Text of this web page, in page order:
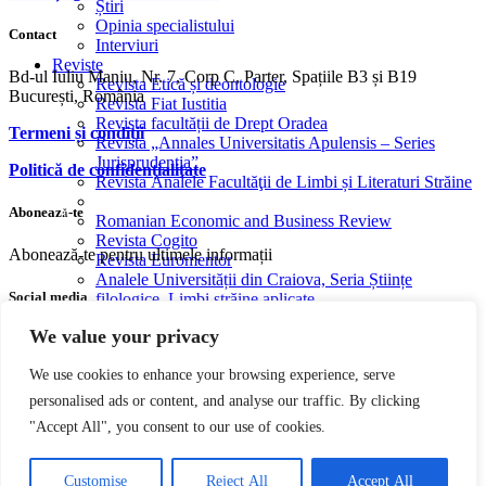
We value your privacy
We use cookies to enhance your browsing experience, serve
personalised ads or content, and analyse our traffic. By clicking
"Accept All", you consent to our use of cookies.
Customise Reject All Accept All
Știri
Opinia specialistului
Interviuri
Reviste
Revista Etică și deontologie
Revista Fiat Iustitia
Revista facultății de Drept Oradea
Revista „Annales Universitatis Apulensis – Series
Jurisprudentia”
Revista Analele Facultăţii de Limbi și Literaturi Străine
Romanian Economic and Business Review
Revista Cogito
Revista Euromentor
Analele Universității din Craiova, Seria Științe
filologice, Limbi străine aplicate
CreativeAPPS – Revistă studențească de cercetare în
informatică multidisciplinară
CONTACT
EN
Contact
Bd-ul Iuliu Maniu, Nr. 7, Corp C, Parter, Spațiile B3 și B19
București, România
Termeni și condiții
Politică de confidențialitate
Abonează-te
Abonează-te pentru ultimele informații
Social media
FacebookYoutubeInstagram
Pro Universitaria. Toate drepturile rezervate.
Termeni si Condiţii